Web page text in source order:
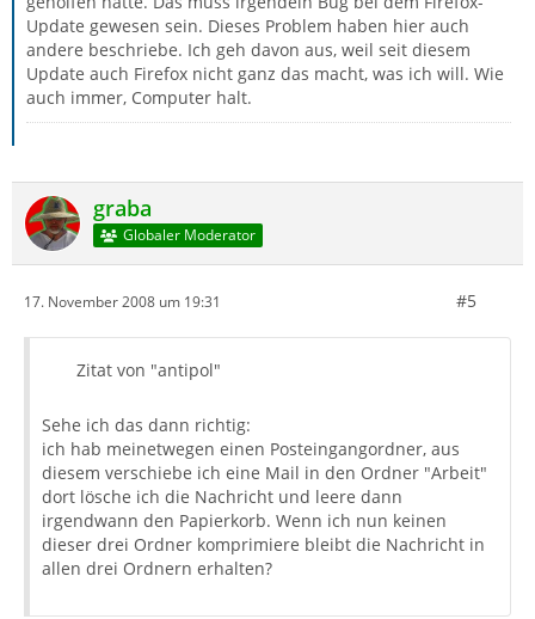
Update gewesen sein. Dieses Problem haben hier auch
andere beschriebe. Ich geh davon aus, weil seit diesem
Update auch Firefox nicht ganz das macht, was ich will. Wie
auch immer, Computer halt.
graba
Globaler Moderator
17. November 2008 um 19:31 #5
Zitat von "antipol"
Sehe ich das dann richtig:
ich hab meinetwegen einen Posteingangordner, aus
diesem verschiebe ich eine Mail in den Ordner "Arbeit"
dort lösche ich die Nachricht und leere dann
irgendwann den Papierkorb. Wenn ich nun keinen
dieser drei Ordner komprimiere bleibt die Nachricht in
allen drei Ordnern erhalten?